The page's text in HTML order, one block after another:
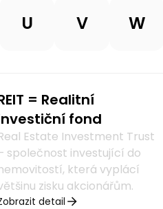
U V W
= Realitní
fond
Estate Investment Trust
společnost investující do
která vyplácí
zisku akcionářům.
detail